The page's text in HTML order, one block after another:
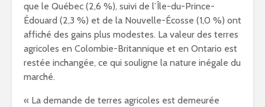
que le Québec (2,6 %), suivi de l’Île-du-Prince-
Édouard (2,3 %) et de la Nouvelle-Écosse (1,0 %) ont
affiché des gains plus modestes. La valeur des terres
agricoles en Colombie-Britannique et en Ontario est
restée inchangée, ce qui souligne la nature inégale du
marché.
« La demande de terres agricoles est demeurée